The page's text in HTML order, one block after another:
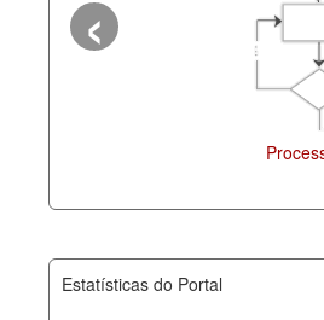
Estatísticas do Portal